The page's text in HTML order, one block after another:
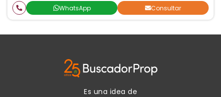
WhatsApp Consultar
Es una idea de